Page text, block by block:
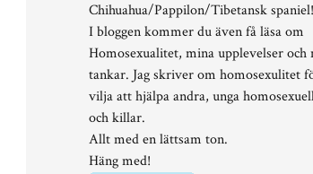
Chihuahua/Pappilon/Tibetansk spaniel!
I bloggen kommer du även få läsa om
Homosexualitet, mina upplevelser och
tankar. Jag skriver om homosexulitet
vilja att hjälpa andra, unga
och killar.
Allt med en lättsam ton.
Häng med!